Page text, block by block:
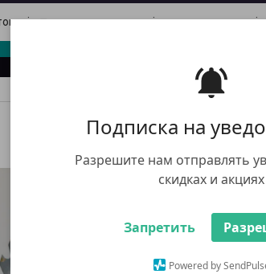
Подписка на
Разрешите нам отправлять
скидках и акциях
Запретить
Powered by
про нас наші контакти сервіс